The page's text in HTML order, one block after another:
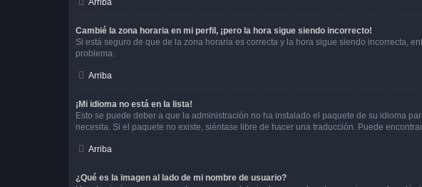
Arriba
Cambié la zona horaria en mi perfil, ¡pero la hora sigue siendo incorrecto!
Si está seguro de que de la zona horaria es correcta y la hora sigue siendo incorrecta,
problema.
Arriba
¡Mi idioma no está en la lista!
Esto se puede deber a que la administración no ha instalado el paquete de su idioma
necesita. Si el paquete no existe, siéntase libre de hacer una traducción. Puede
Arriba
¿Qué es la imagen al lado de mi nombre de usuario?